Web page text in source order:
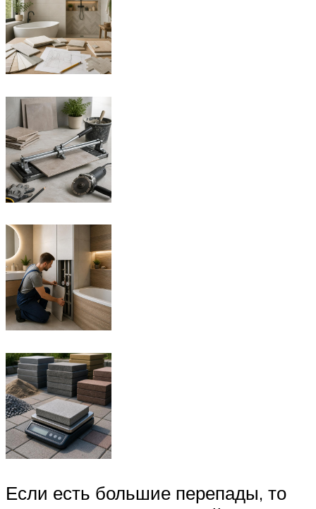
Если есть большие перепады, то